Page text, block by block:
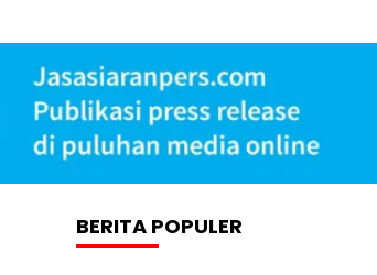
BERITA POPULER